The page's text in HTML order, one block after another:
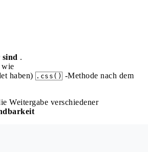
.
wie
haben) .css() -Methode nach dem
Weitergabe verschiedener